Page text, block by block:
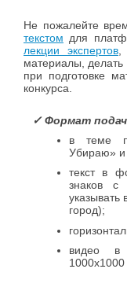
Не пожалейте
текстом для
лекции экспертов
материалы,
при подготовке
конкурса.
⠀✓ Формат
в теме
Убираю» и
текст в
знаков с
указывать
город);
видео в